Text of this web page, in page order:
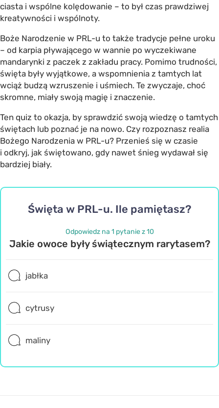
ciasta i wspólne kolędowanie – to był czas prawdziwej
kreatywności i wspólnoty.
Boże Narodzenie w PRL-u to także tradycje pełne uroku
– od karpia pływającego w wannie po wyczekiwane
mandarynki z paczek z zakładu pracy. Pomimo trudności,
święta były wyjątkowe, a wspomnienia z tamtych lat
wciąż budzą wzruszenie i uśmiech. Te zwyczaje, choć
skromne, miały swoją magię i znaczenie.
Ten quiz to okazja, by sprawdzić swoją wiedzę o tamtych
świętach lub poznać je na nowo. Czy rozpoznasz realia
Bożego Narodzenia w PRL-u? Przenieś się w czasie
i odkryj, jak świętowano, gdy nawet śnieg wydawał się
bardziej biały.
Święta w PRL-u. Ile pamiętasz?
Odpowiedz na 1 pytanie z 10
Jakie owoce były świątecznym rarytasem?
jabłka
cytrusy
maliny